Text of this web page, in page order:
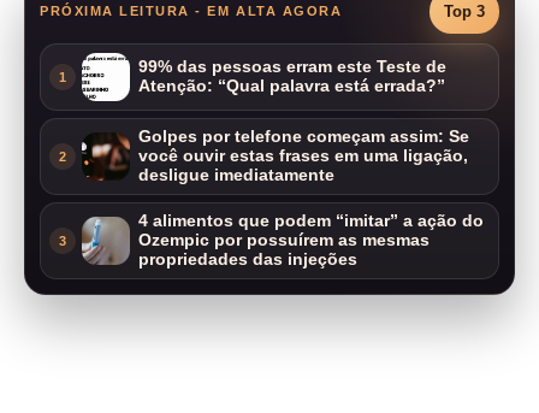
PRÓXIMA LEITURA - EM ALTA AGORA Top 3
1
99% das pessoas erram este Teste de
Atenção: “Qual palavra está errada?”
2
Golpes por telefone começam assim: Se
você ouvir estas frases em uma ligação,
desligue imediatamente
3
4 alimentos que podem “imitar” a ação do
Ozempic por possuírem as mesmas
propriedades das injeções